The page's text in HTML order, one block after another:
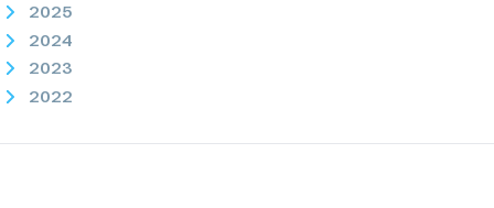
2025
2024
2023
2022